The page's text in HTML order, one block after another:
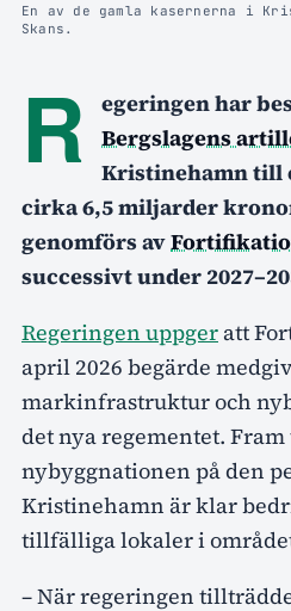
En av de gamla kasernerna i
Skans.
R
egeringen har
Bergslagens
Kristinehamn till
cirka 6,5 miljarder
genomförs av
successivt under
Regeringen uppger att
april 2026 begärde
markinfrastruktur och
det nya regementet.
nybyggnationen på den
Kristinehamn är klar
tillfälliga lokaler i
– När regeringen